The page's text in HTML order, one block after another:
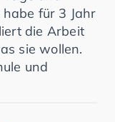
für 3 Jahr
die Arbeit
sie wollen.
und